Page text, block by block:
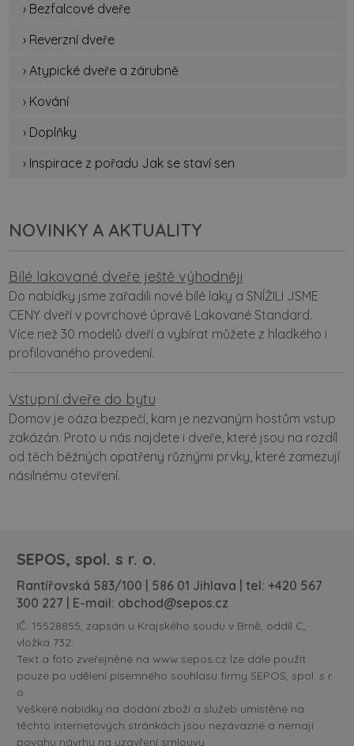
› Bezfalcové dveře
› Reverzní dveře
› Atypické dveře a zárubně
› Kování
› Doplňky
› Inspirace z pořadu Jak se staví sen
NOVINKY A AKTUALITY
Bílé lakované dveře ještě výhodněji
Do nabídky jsme zařadili nové bílé laky a SNÍŽILI JSME
CENY dveří v povrchové úpravě Lakované Standard.
Více než 30 modelů dveří a vybírat můžete z hladkého i
profilovaného provedení.
Vstupní dveře do bytu
Domov je oáza bezpečí, kam je nezvaným hostům vstup
zakázán. Proto u nás najdete i dveře, které jsou na rozdíl
od těch běžných opatřeny různými prvky, které zamezují
násilnému otevření.
SEPOS, spol. s r. o.
Rantířovská 583/100 | 586 01 Jihlava | tel: +420 567
300 227 | E-mail: obchod@sepos.cz
IČ: 15528855, zapsán u Krajského soudu v Brně, oddíl C,
vložka 732.
Text a foto zveřejněné na www.sepos.cz lze dále použít
pouze po udělení písemného souhlasu firmy SEPOS, spol. s r.
o.
Veškeré nabídky na dodání zboží a služeb umístěné na
těchto internetových stránkách jsou nezávazné a nemají
povahu návrhu na uzavření smlouvy.